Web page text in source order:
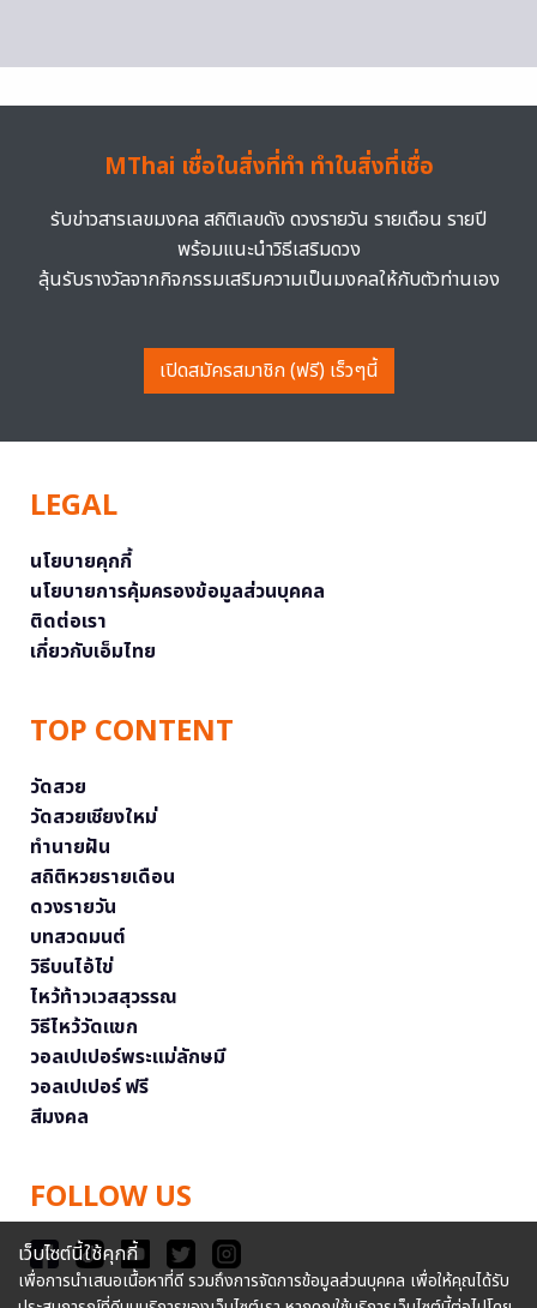
MThai เชื่อในสิ่งที่ทำ ทำในสิ่งที่เชื่อ
รับข่าวสารเลขมงคล สถิติเลขดัง ดวงรายวัน รายเดือน รายปี
พร้อมแนะนำวิธีเสริมดวง
ลุ้นรับรางวัลจากกิจกรรมเสริมความเป็นมงคลให้กับตัวท่านเอง
เปิดสมัครสมาชิก (ฟรี) เร็วๆนี้
LEGAL
นโยบายคุกกี้
นโยบายการคุ้มครองข้อมูลส่วนบุคคล
ติดต่อเรา
เกี่ยวกับเอ็มไทย
TOP CONTENT
วัดสวย
วัดสวยเชียงใหม่
ทำนายฝัน
สถิติหวยรายเดือน
ดวงรายวัน
บทสวดมนต์
วิธีบนไอ้ไข่
ไหว้ท้าวเวสสุวรรณ
วิธีไหว้วัดแขก
วอลเปเปอร์พระแม่ลักษมี
วอลเปเปอร์ ฟรี
สีมงคล
FOLLOW US
เว็บไซต์นี้ใช้คุกกี้
เพื่อการนำเสนอเนื้อหาที่ดี รวมถึงการจัดการข้อมูลส่วนบุคคล เพื่อให้คุณได้รับ